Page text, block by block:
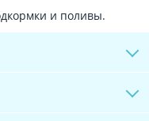
и поливы.